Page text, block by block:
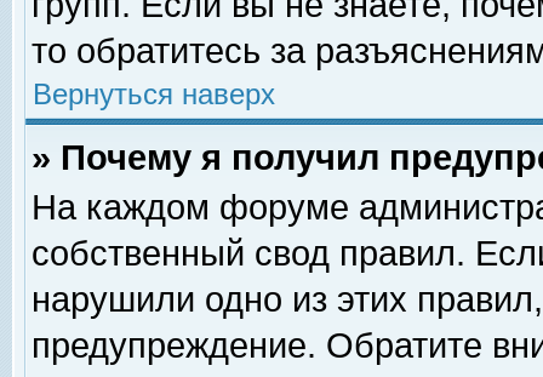
то обратитесь за
Вернуться наверх
» Почему я получил
На каждом форуме
собственный свод правил.
нарушили одно из этих
предупреждение. Обратите